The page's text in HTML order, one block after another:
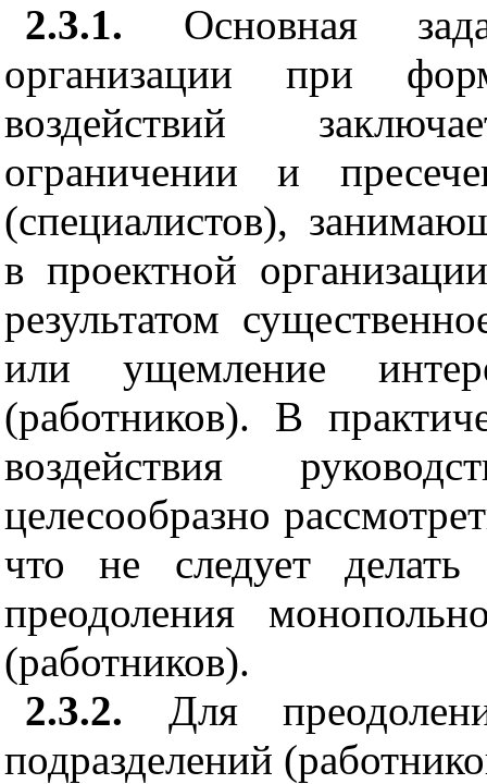
2.3.1. Основная
организации при
воздействий
ограничении и
(специалистов),
в проектной организаци
результатом
или ущемление
(работников). В
воздействия
целесообразно
что не следуетделать
преодоления
(работников).
2.3.2. Дляп
подразделений